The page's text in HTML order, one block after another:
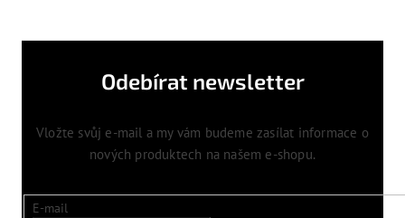
Odebírat newsletter
Vložte svůj e-mail a my vám budeme zasílat informace o
nových produktech na našem e-shopu.
E-mail